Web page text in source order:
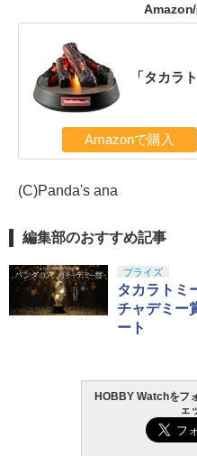
「タカラ
Amazonで購入
(C)Panda's ana
編集部のおすすめ記事
プライズ
タカラトミ
チャデミー
ート
HOBBY Watchをフ
ェ